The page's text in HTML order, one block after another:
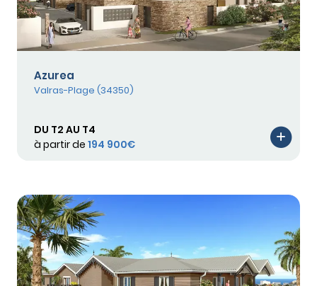
Azurea
Valras-Plage (34350)
DU T2 AU T4
à partir de 194 900€